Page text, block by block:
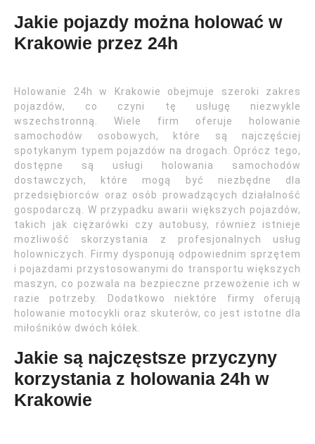
Jakie pojazdy można holować w
Krakowie przez 24h
Holowanie 24h w Krakowie obejmuje szeroki zakres
pojazdów, co czyni tę usługę niezwykle
wszechstronną. Wiele firm oferuje holowanie
samochodów osobowych, które są najczęściej
spotykanym typem pojazdów na drogach. Oprócz tego,
dostępne są usługi holowania samochodów
dostawczych, które mogą być niezbędne dla
przedsiębiorców oraz osób prowadzących działalność
gospodarczą. W przypadku awarii większych pojazdów,
takich jak ciężarówki czy autobusy, również istnieje
możliwość skorzystania z profesjonalnych usług
holowniczych. Firmy dysponują odpowiednim sprzętem
i pojazdami przystosowanymi do transportu większych
maszyn, co pozwala na bezpieczne przewożenie ich w
razie potrzeby. Dodatkowo niektóre firmy oferują
holowanie motocykli oraz skuterów, co jest istotne dla
miłośników dwóch kółek.
Jakie są najczęstsze przyczyny
korzystania z holowania 24h w
Krakowie